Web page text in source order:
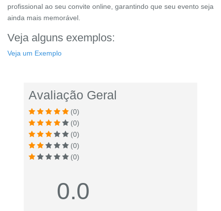
profissional ao seu convite online, garantindo que seu evento seja
ainda mais memorável.
Veja alguns exemplos:
Veja um Exemplo
Avaliação Geral
(0)
(0)
(0)
(0)
(0)
0.0